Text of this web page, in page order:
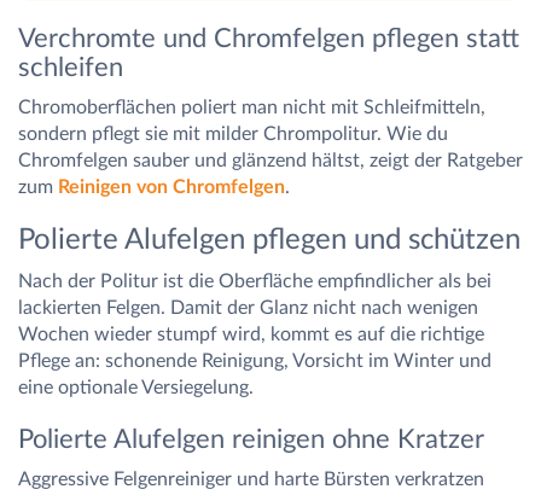
Verchromte und Chromfelgen pflegen statt
schleifen
Chromoberflächen poliert man nicht mit Schleifmitteln,
sondern pflegt sie mit milder Chrompolitur. Wie du
Chromfelgen sauber und glänzend hältst, zeigt der Ratgeber
zum Reinigen von Chromfelgen.
Polierte Alufelgen pflegen und schützen
Nach der Politur ist die Oberfläche empfindlicher als bei
lackierten Felgen. Damit der Glanz nicht nach wenigen
Wochen wieder stumpf wird, kommt es auf die richtige
Pflege an: schonende Reinigung, Vorsicht im Winter und
eine optionale Versiegelung.
Polierte Alufelgen reinigen ohne Kratzer
Aggressive Felgenreiniger und harte Bürsten verkratzen